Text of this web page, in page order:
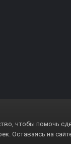
чтобы помочь
Оставаясь на